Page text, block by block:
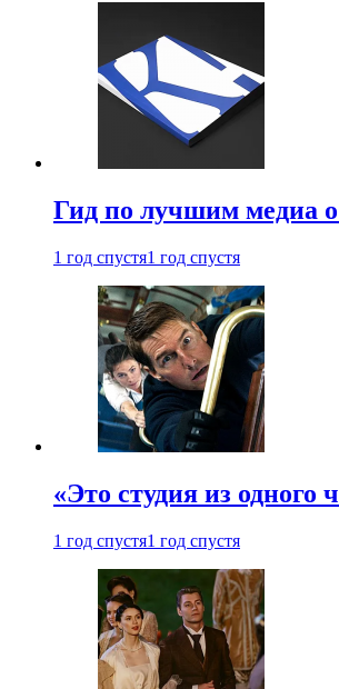
Гид по лучшим медиа
1 год спустя1 год спустя
«Это студия из
1 год спустя1 год спустя